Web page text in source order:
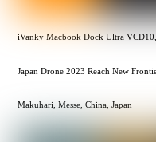
iVanky Macbook Dock Ultra
Japan Drone 2023 Reach New
Makuhari, Messe, China, Japan